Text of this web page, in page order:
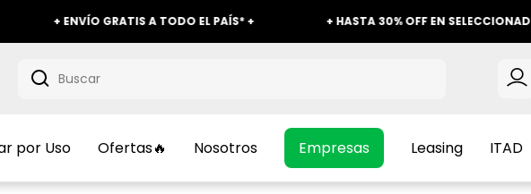
+ ENVÍO GRATIS A TODO EL PAÍS* + + HASTA 30% OFF EN SELECCIONADOS +
por Uso Ofertas🔥 Nosotros Empresas Leasing ITAD